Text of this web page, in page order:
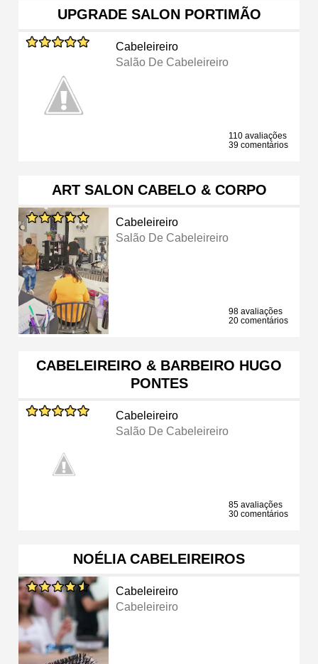
UPGRADE SALON PORTIMÃO
Cabeleireiro
Salão De Cabeleireiro
110 avaliações
39 comentários
ART SALON CABELO & CORPO
Cabeleireiro
Salão De Cabeleireiro
98 avaliações
20 comentários
CABELEIREIRO & BARBEIRO HUGO
PONTES
Cabeleireiro
Salão De Cabeleireiro
85 avaliações
30 comentários
NOÉLIA CABELEIREIROS
Cabeleireiro
Cabeleireiro